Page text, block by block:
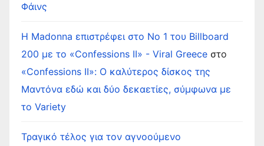
Φάινς
Η Madonna επιστρέφει στο Νο 1 του Billboard
200 με το «Confessions II» - Viral Greece στο
«Confessions II»: Ο καλύτερος δίσκος της
Μαντόνα εδώ και δύο δεκαετίες, σύμφωνα με
το Variety
Τραγικό τέλος για τον αγνοούμενο